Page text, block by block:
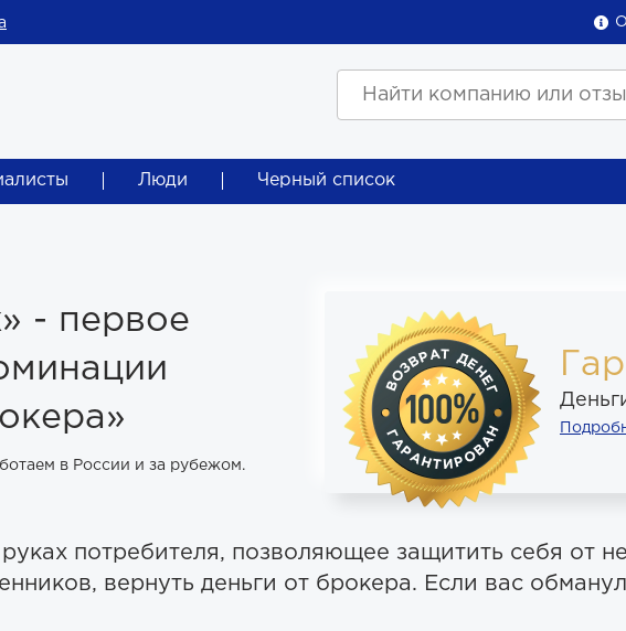
Люди Черный список
- первое
в России и за рубежом.
потребителя, позволяющее защитить себя от
вернуть деньги от брокера. Если вас